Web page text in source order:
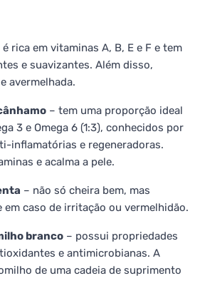
é rica em vitaminas A, B, E e F e tem
e suavizantes. Além disso,
avermelhada.
– tem uma proporção ideal
3 e Omega 6 (1:3), conhecidos por
inflamatórias e regeneradoras.
e acalma a pele.
– não só cheira bem, mas
em caso de irritação ou vermelhidão.
branco – possui propriedades
e antimicrobianas. A
de uma cadeia de suprimento